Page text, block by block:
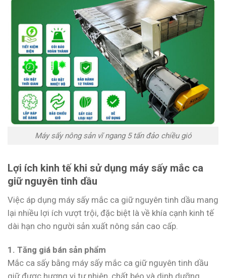
Máy sấy nông sản vĩ ngang 5 tấn đảo chiều gió
Lợi ích kinh tế khi sử dụng máy sấy mắc ca
giữ nguyên tinh dầu
Việc áp dụng máy sấy mắc ca giữ nguyên tinh dầu mang
lại nhiều lợi ích vượt trội, đặc biệt là về khía cạnh kinh tế
dài hạn cho người sản xuất nông sản cao cấp.
1. Tăng giá bán sản phẩm
Mắc ca sấy bằng máy sấy mắc ca giữ nguyên tinh dầu